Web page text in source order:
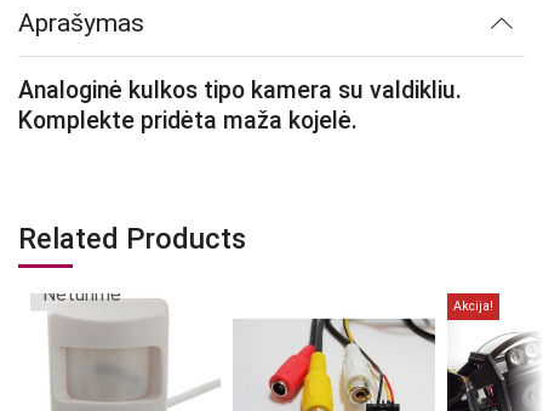
Aprašymas
Analoginė kulkos tipo kamera su valdikliu.
Komplekte pridėta maža kojelė.
Related Products
Neturime
Akcija!